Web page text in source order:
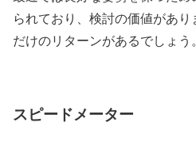
られており、検討の価値があ
だけのリターンがあるでしょう。
スピードメーター